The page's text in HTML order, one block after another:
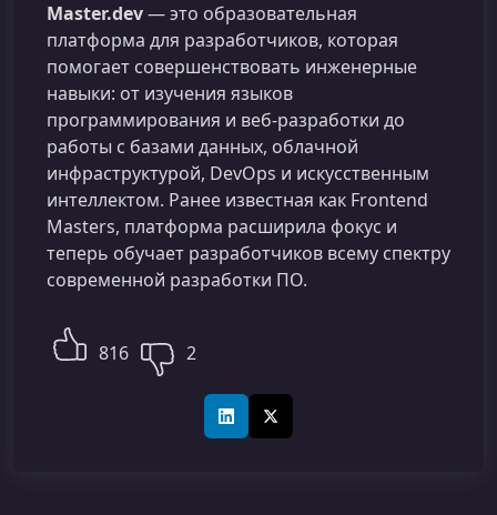
Master.dev— это образовательная
платформа для разработчиков, которая
помогает совершенствовать инженерные
навыки: от изучения языков
программирования и веб-разработки до
работы с базами данных, облачной
инфраструктурой, DevOps и искусственным
интеллектом. Ранее известная как Frontend
Masters, платформа расширила фокус и
теперь обучает разработчиков всему спектру
современной разработки ПО.
816 2
LinkedInX (Twitter)